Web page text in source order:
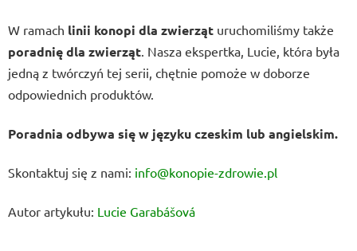
W ramach linii konopi dla zwierząt uruchomiliśmy także
poradnię dla zwierząt. Nasza ekspertka, Lucie, która była
jedną z twórczyń tej serii, chętnie pomoże w doborze
odpowiednich produktów.
Poradnia odbywa się w języku czeskim lub angielskim.
Skontaktuj się z nami: info@konopie-zdrowie.pl
Autor artykułu: Lucie Garabášová